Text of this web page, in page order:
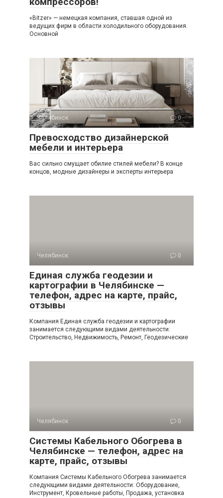
«Bitzer» — немецкая компания, ставшая одной из
ведущих фирм в области холодильного оборудования.
Основной
Челябинск 0
Превосходство дизайнерской
мебели и интерьера
Вас сильно смущает обилие стилей мебели? В конце
концов, модные дизайнеры и эксперты интерьера
Челябинск 0
Единая служба геодезии и
картографии в Челябинске —
телефон, адрес на карте, прайс,
отзывы
Компания Единая служба геодезии и картографии
занимается следующими видами деятельности:
Строительство, Недвижимость, Ремонт, Геодезические
Челябинск 0
Системы Кабельного Обогрева в
Челябинске — телефон, адрес на
карте, прайс, отзывы
Компания Системы Кабельного Обогрева занимается
следующими видами деятельности: Оборудование,
Инструмент, Кровельные работы, Продажа, установка